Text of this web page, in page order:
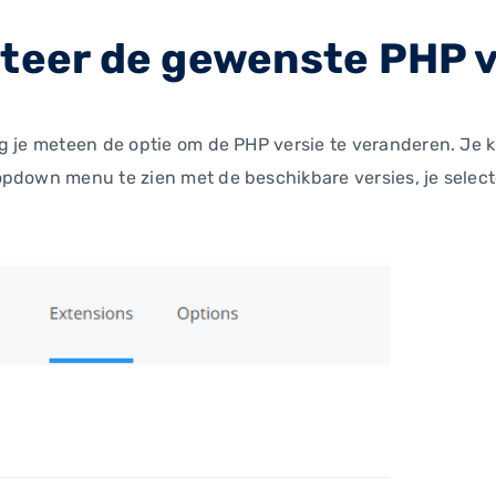
de gewenste PHP
je meteen de optie om de PHP versie te veranderen. Je
menu te zien met de beschikbare versies, je